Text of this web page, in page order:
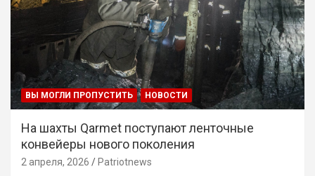
ВЫ МОГЛИ ПРОПУСТИТЬ НОВОСТИ
На шахты Qarmet поступают ленточные
конвейеры нового поколения
2 апреля, 2026 Patriotnews